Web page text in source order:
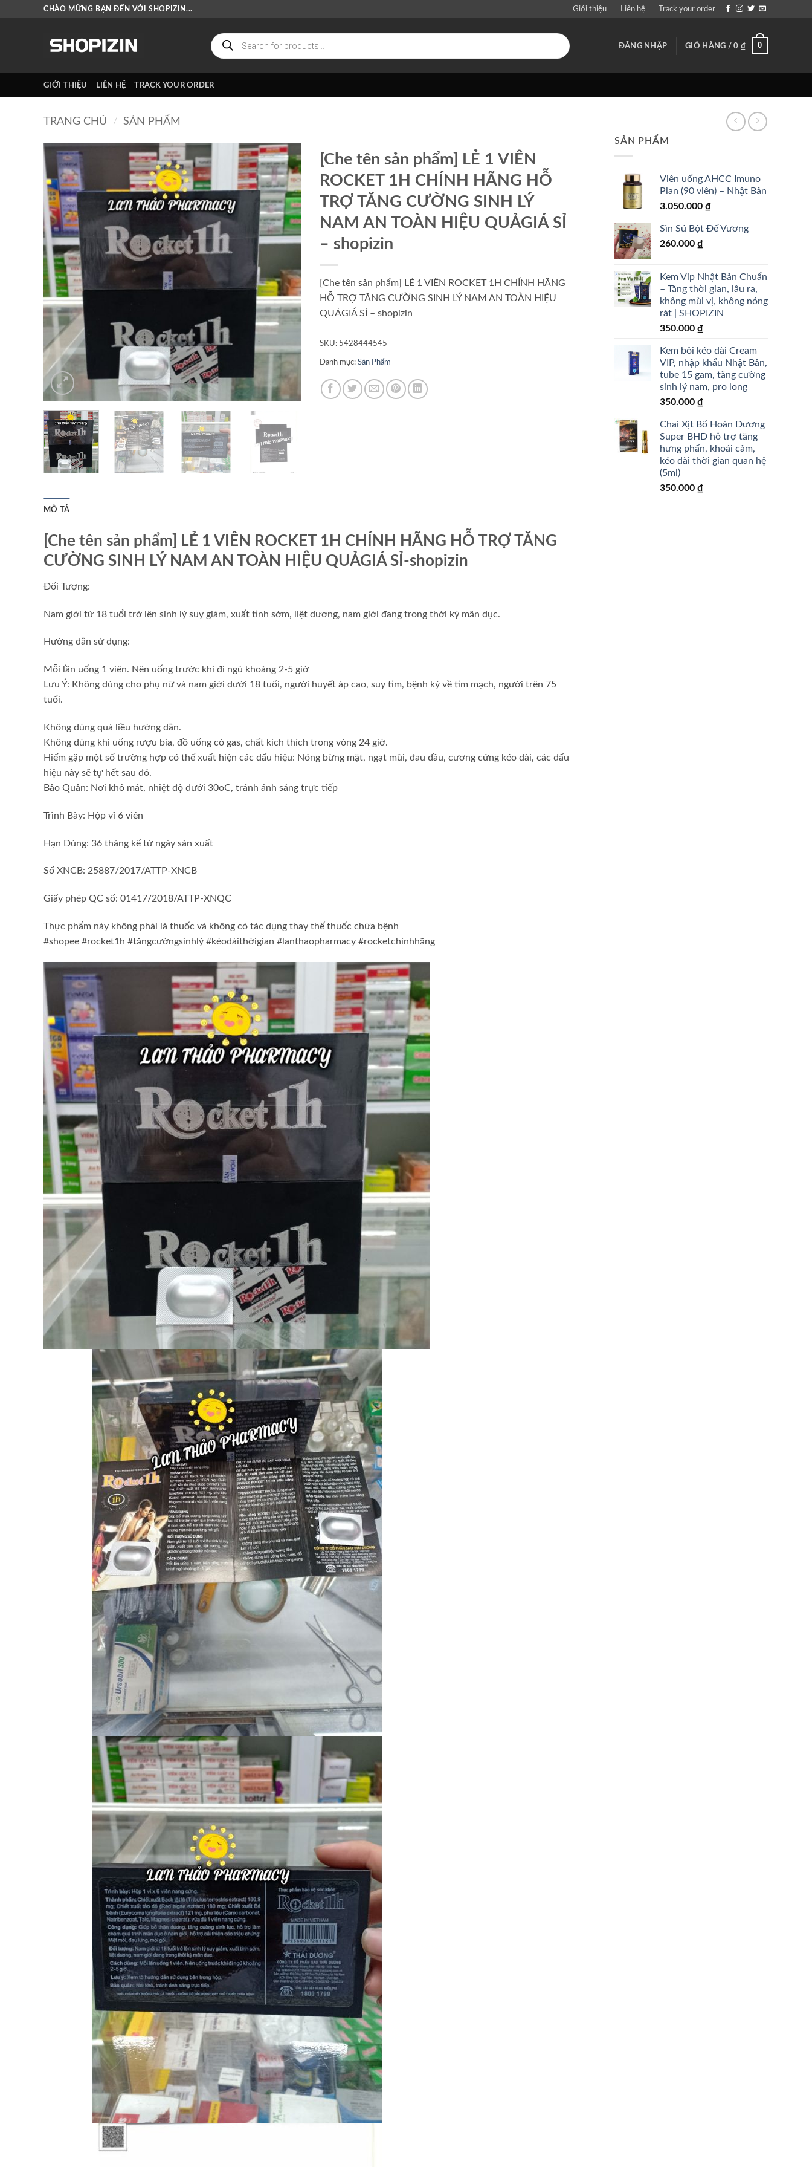
CHÀO MỪNG BẠN ĐẾN VỚI SHOPIZIN... Giới thiệu Liên hệ Track your order
Tìm
kiếm
sản
phẩm
ĐĂNG NHẬP GIỎ HÀNG /0 ₫ 0
GIỚI THIỆU LIÊN HỆ TRACK YOUR ORDER
TRANG CHỦ / SẢN PHẨM
SẢN PHẨM
Viên uống AHCC Imuno
Plan (90 viên) – Nhật Bản
3.050.000 ₫
Sìn Sú Bột Đế Vương
260.000 ₫
Kem Vip Nhật Bản Chuẩn
– Tăng thời gian, lâu ra,
không mùi vị, không nóng
rát | SHOPIZIN
350.000 ₫
Kem bôi kéo dài Cream
VIP, nhập khẩu Nhật Bản,
tube 15 gam, tăng cường
sinh lý nam, pro long
350.000 ₫
Chai Xịt Bổ Hoàn Dương
Super BHD hỗ trợ tăng
hưng phấn, khoái cảm,
kéo dài thời gian quan hệ
(5ml)
350.000 ₫
[Che tên sản phẩm] LẺ 1 VIÊN
ROCKET 1H CHÍNH HÃNG HỖ
TRỢ TĂNG CƯỜNG SINH LÝ
NAM AN TOÀN HIỆU QUẢGIÁ SỈ
– shopizin
[Che tên sản phẩm] LẺ 1 VIÊN ROCKET 1H CHÍNH HÃNG
HỖ TRỢ TĂNG CƯỜNG SINH LÝ NAM AN TOÀN HIỆU
QUẢGIÁ SỈ – shopizin
SKU: 5428444545
Danh mục: Sản Phẩm
MÔ TẢ
[Che tên sản phẩm] LẺ 1 VIÊN ROCKET 1H CHÍNH HÃNG HỖ TRỢ TĂNG
CƯỜNG SINH LÝ NAM AN TOÀN HIỆU QUẢGIÁ SỈ-shopizin
Đối Tượng:
Nam giới từ 18 tuổi trở lên sinh lý suy giảm, xuất tinh sớm, liệt dương, nam giới đang trong thời kỳ mãn dục.
Hướng dẫn sử dụng:
Mỗi lần uống 1 viên. Nên uống trước khi đi ngủ khoảng 2-5 giờ
Lưu Ý: Không dùng cho phụ nữ và nam giới dưới 18 tuổi, người huyết áp cao, suy tim, bệnh ký về tim mạch, người trên 75
tuổi.
Không dùng quá liều hướng dẫn.
Không dùng khi uống rượu bia, đồ uống có gas, chất kích thích trong vòng 24 giờ.
Hiếm gặp một số trường hợp có thể xuất hiện các dấu hiệu: Nóng bừng mặt, ngạt mũi, đau đầu, cương cứng kéo dài, các dấu
hiệu này sẽ tự hết sau đó.
Bảo Quản: Nơi khô mát, nhiệt độ dưới 30oC, tránh ánh sáng trực tiếp
Trình Bày: Hộp vỉ 6 viên
Hạn Dùng: 36 tháng kể từ ngày sản xuất
Số XNCB: 25887/2017/ATTP-XNCB
Giấy phép QC số: 01417/2018/ATTP-XNQC
Thực phẩm này không phải là thuốc và không có tác dụng thay thế thuốc chữa bệnh
#shopee #rocket1h #tăngcườngsinhlý #kéodàithờigian #lanthaopharmacy #rocketchínhhãng